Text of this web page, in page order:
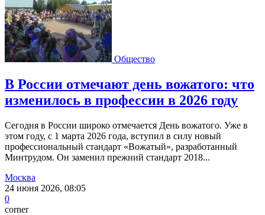
Общество
В России отмечают день вожатого: что
изменилось в профессии в 2026 году
Сегодня в России широко отмечается День вожатого. Уже в
этом году, с 1 марта 2026 года, вступил в силу новый
профессиональный стандарт «Вожатый», разработанный
Минтрудом. Он заменил прежний стандарт 2018...
Москва
24 июня 2026, 08:05
0
corner